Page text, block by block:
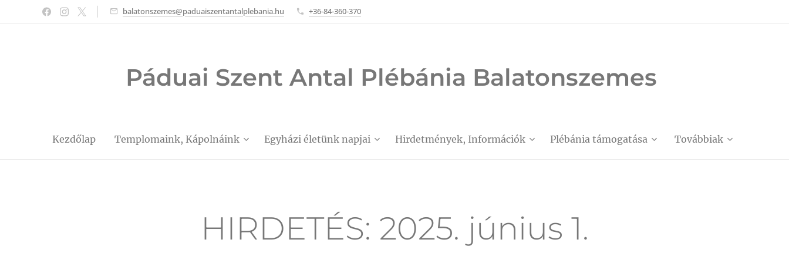
balatonszemes@paduaiszentantalplebania.hu +36-84-360-370
Páduai Szent Antal Plébánia Balatonszemes
Kezdőlap Templomaink, Kápolnáink Egyházi életünk napjai Hirdetmények, Információk Plébánia támogatása Továbbiak
HIRDETÉS: 2025. június 1.